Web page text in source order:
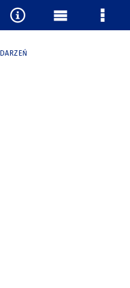
Narzędzia
Menu Menu